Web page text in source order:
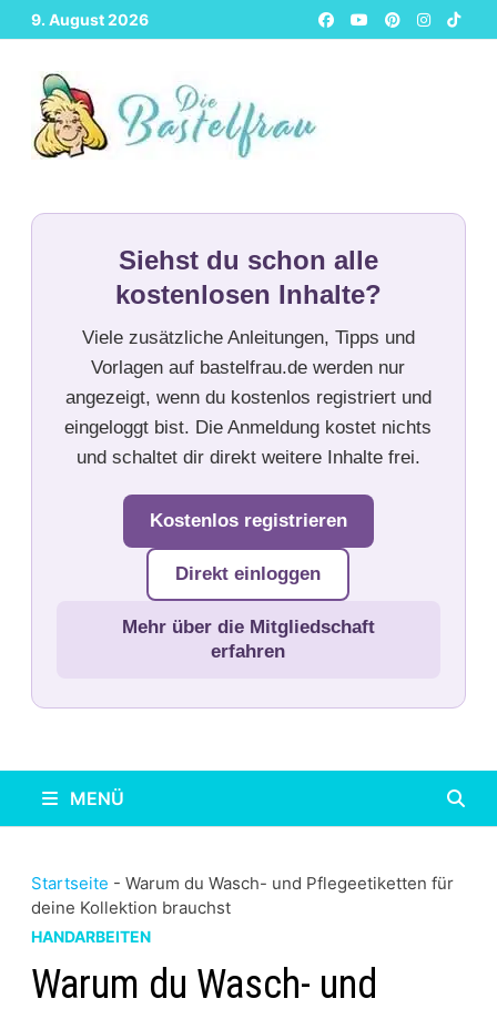
Zurück
zum
Inhalt
9. August 2026
Siehst du schon alle
kostenlosen Inhalte?
Viele zusätzliche Anleitungen, Tipps und
Vorlagen auf bastelfrau.de werden nur
angezeigt, wenn du kostenlos registriert und
eingeloggt bist. Die Anmeldung kostet nichts
und schaltet dir direkt weitere Inhalte frei.
Kostenlos registrieren
Direkt einloggen
Mehr über die Mitgliedschaft
erfahren
MENÜ
Startseite - Warum du Wasch- und Pflegeetiketten für
deine Kollektion brauchst
HANDARBEITEN
Warum du Wasch- und